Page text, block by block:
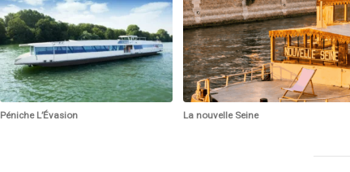
Péniche L’Évasion La nouvelle Seine